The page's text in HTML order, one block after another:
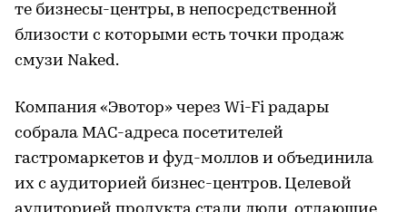
те бизнесы-центры, в непосредственной
близости с которыми есть точки продаж
смузи Naked.
Компания «Эвотор» через Wi-Fi радары
собрала МАС-адреса посетителей
гастромаркетов и фуд-моллов и объединила
их с аудиторией бизнес-центров. Целевой